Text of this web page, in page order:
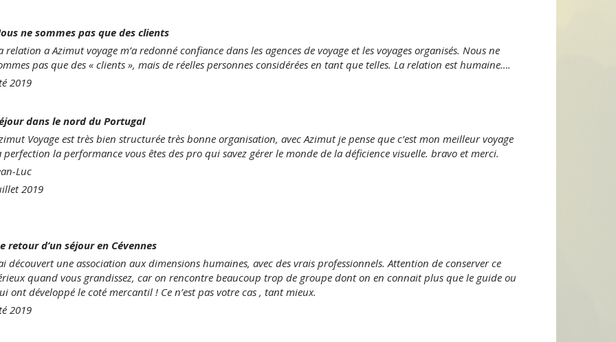
ne sommes pas que des clients
relation a Azimut voyage m’a redonné confiance dans les agences de voyage et les voyages organisés. Nous ne
pas que des « clients », mais de réelles personnes considérées en tant que telles. La relation est humaine….
2019
dans le nord du Portugal
Voyage est très bien structurée très bonne organisation, avec Azimut je pense que c’est mon meilleur voyage
perfection la performance vous êtes des pro qui savez gérer le monde de la déficience visuelle. bravo et merci.
Luc
2019
retour d’un séjour en Cévennes
découvert une association aux dimensions humaines, avec des vrais professionnels. Attention de conserver ce
quand vous grandissez, car on rencontre beaucoup trop de groupe dont on en connait plus que le guide ou
ont développé le coté mercantil ! Ce n’est pas votre cas , tant mieux.
2019